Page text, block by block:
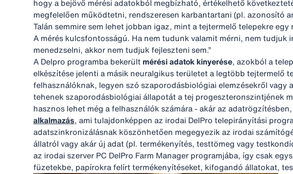
hogy a bejövő mérési adatokból megbízható, értékelhető
megfelelően működtetni, rendszeresen karbantartani (pl. azonosító
Talán semmire sem lehet jobban igaz, mint a tejtermelő telepekre
A mérés kulcsfontosságú. Ha nem tudunk valamit mérni, nem
menedzselni, akkor nem tudjuk fejleszteni sem.”
A Delpro programba bekerült mérési adatok kinyerése, azokból a
elkészítése jelenti a másik neuralgikus területet a legtöbb tejtermelő
felhasználóknak, legyen szó szaporodásbiológiai elemzésekről vagy
tehenek szaporodásbiológiai állapotát a tej progeszteronszintjének
hasznos lehet még a felhasználók számára - akár az
alkalmazás, ami tulajdonképpen az irodai DelPro telepirányítási
adatszinkronizálásnak köszönhetően megegyezik az irodai
állatról vagy akár új adat (pl. termékenyítés, testtömeg vagy
az irodai szerver PC DelPro Farm Manager programjába, így csak
füzetekbe, papírokra felírt termékenyítéseket, kifogandó állatokat,